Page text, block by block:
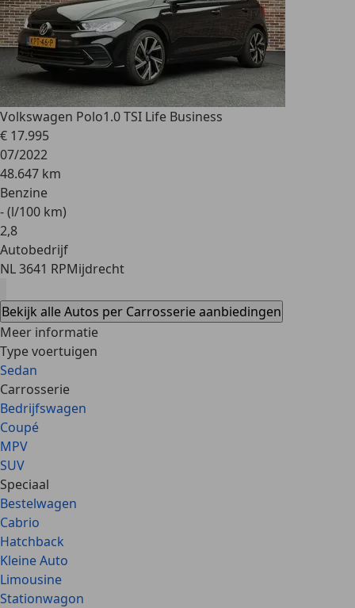
Volkswagen Polo1.0 TSI Life Business
€ 17.995
07/2022
48.647 km
Benzine
- (l/100 km)
2,8
Autobedrijf
NL 3641 RPMijdrecht
Bekijk alle Autos per Carrosserie aanbiedingen
Meer informatie
Type voertuigen
Sedan
Carrosserie
Bedrijfswagen
Coupé
MPV
SUV
Speciaal
Bestelwagen
Cabrio
Hatchback
Kleine Auto
Limousine
Stationwagon